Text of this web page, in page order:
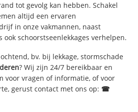
tot gevolg kan hebben. Schakel
altijd een ervaren
in onze vakmannen, naast
ook schoorstseenlekkages verhelpen.
bv. bij lekkage, stormschade
? Wij zijn 24/7 bereikbaar en
voor vragen of informatie, of voor
gerust contact met ons op: ☎